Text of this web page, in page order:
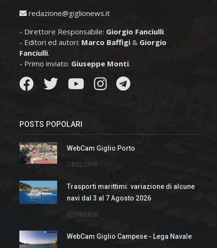
redazione@giglionews.it
- Direttore Responsabile: Giorgio Fanciulli.
- Editori ed autori: Marco Baffigi & Giorgio
Fanciulli.
- Primo inviato: Giuseppe Monti.
POSTS POPOLARI
WebCam Giglio Porto
24/02/2010
Trasporti marittimi: variazione di alcune
navi dal 3 al 7 Agosto 2026
02/08/2026
WebCam Giglio Campese - Lega Navale